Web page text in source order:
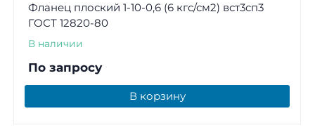
Фланец плоский 1-10-0,6 (6 кгс/см2) вст3сп3
ГОСТ 12820-80
В наличии
По запросу
В корзину